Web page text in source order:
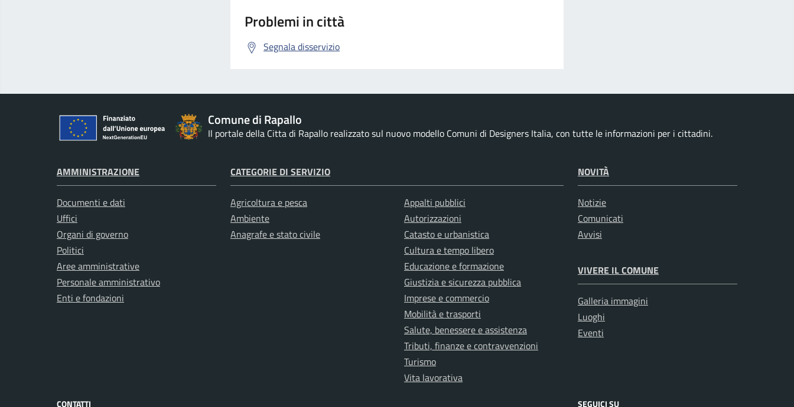
Problemi in città
Segnala disservizio
Comune di Rapallo
Il portale della Citta di Rapallo realizzato sul nuovo modello Comuni di Designers Italia, con tutte le informazioni per i cittadini.
AMMINISTRAZIONE
Documenti e dati
Uffici
Organi di governo
Politici
Aree amministrative
Personale amministrativo
Enti e fondazioni
CATEGORIE DI SERVIZIO
Agricoltura e pesca
Ambiente
Anagrafe e stato civile
Appalti pubblici
Autorizzazioni
Catasto e urbanistica
Cultura e tempo libero
Educazione e formazione
Giustizia e sicurezza pubblica
Imprese e commercio
Mobilità e trasporti
Salute, benessere e assistenza
Tributi, finanze e contravvenzioni
Turismo
Vita lavorativa
NOVITÀ
Notizie
Comunicati
Avvisi
VIVERE IL COMUNE
Galleria immagini
Luoghi
Eventi
CONTATTI SEGUICI SU